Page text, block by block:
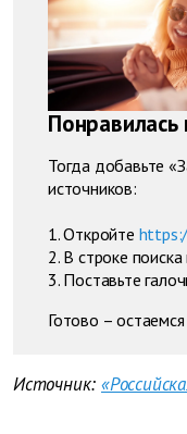
Понравилась
Тогда добавьте
источников:
1. Откройте
2. В строке
3. Поставьте
Готово – остаемся
Источник: